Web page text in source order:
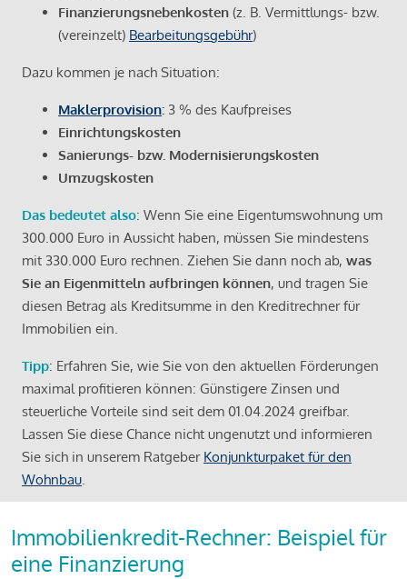
Finanzierungsnebenkosten (z. B. Vermittlungs- bzw.
(vereinzelt) Bearbeitungsgebühr)
Dazu kommen je nach Situation:
Maklerprovision: 3 % des Kaufpreises
Einrichtungskosten
Sanierungs- bzw. Modernisierungskosten
Umzugskosten
Das bedeutet also: Wenn Sie eine Eigentumswohnung um
300.000 Euro in Aussicht haben, müssen Sie mindestens
mit 330.000 Euro rechnen. Ziehen Sie dann noch ab, was
Sie an Eigenmitteln aufbringen können, und tragen Sie
diesen Betrag als Kreditsumme in den Kreditrechner für
Immobilien ein.
Tipp: Erfahren Sie, wie Sie von den aktuellen Förderungen
maximal profitieren können: Günstigere Zinsen und
steuerliche Vorteile sind seit dem 01.04.2024 greifbar.
Lassen Sie diese Chance nicht ungenutzt und informieren
Sie sich in unserem Ratgeber Konjunkturpaket für den
Wohnbau.
Immobilienkredit-Rechner: Beispiel für
eine Finanzierung